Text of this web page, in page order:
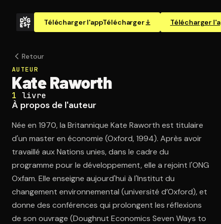
Télécharger l'appTélécharger Télécharger
Retour
AUTEUR
Kate Raworth
1 livre
À propos de l'auteur
Née en 1970, la Britannique Kate Raworth est titulaire
d'un master en économie (Oxford, 1994). Après avoir
travaillé aux Nations unies, dans le cadre du
programme pour le développement, elle a rejoint l'ONG
Oxfam. Elle enseigne aujourd'hui à l'Institut du
changement environnemental (université d’Oxford), et
donne des conférences qui prolongent les réflexions
de son ouvrage (Doughnut Economics Seven Ways to